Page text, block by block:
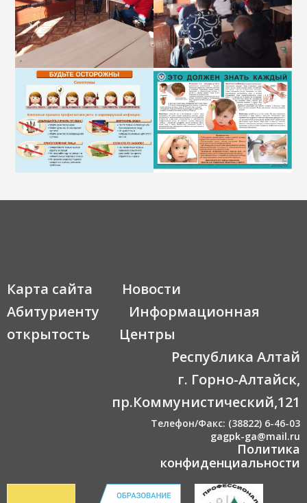
Карта сайта
Новости
Абитуриенту
Информационная
открытость
Центры
Республика Алтай
г. Горно-Алтайск,
пр.Коммунистический,121
Телефон/Факс: (38822) 6-46-03
gagpk-ga@mail.ru
Политика
конфиденциальности